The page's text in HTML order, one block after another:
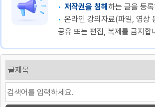
저작권을 침해하는 글을 등
온라인 강의자료(파일, 영상
공유 또는 편집, 복제를 금지합